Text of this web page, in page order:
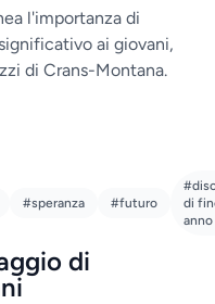
l'importanza di
ai giovani,
di Crans-Montana.
#speranza #futuro
di
anno
di